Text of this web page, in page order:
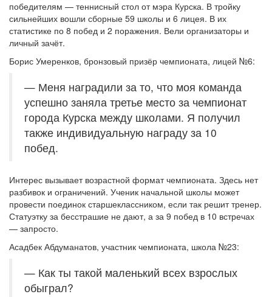
победителям — теннисный стол от мэра Курска. В тройку
сильнейших вошли сборные 59 школы и 6 лицея. В их
статистике по 8 побед и 2 поражения. Вели организаторы и
личный зачёт.
Борис Умеренков, бронзовый призёр чемпионата, лицей №6:
— Меня наградили за то, что моя команда
успешно заняла третье место за чемпионат
города Курска между школами. Я получил
также индивидуальную награду за 10
побед.
Интерес вызывает возрастной формат чемпионата. Здесь нет
разбивок и ограничений. Ученик начальной школы может
провести поединок старшеклассником, если так решит тренер.
Статуэтку за бесстрашие не дают, а за 9 побед в 10 встречах
— запросто.
Асадбек Абдуманатов, участник чемпионата, школа №23:
— Как ты такой маленький всех взрослых
обыграл?